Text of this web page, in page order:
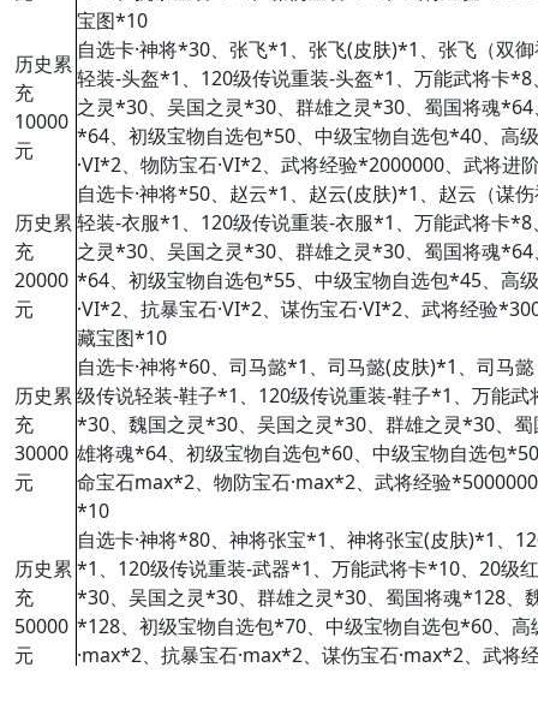
宝图*10
历史累
充
10000
元
自选卡·神将*30、张飞*1、张飞(皮肤)*1、张飞（双
轻装-头盔*1、120级传说重装-头盔*1、万能武将卡
之灵*30、吴国之灵*30、群雄之灵*30、蜀国将魂
*64、初级宝物自选包*50、中级宝物自选包*40、高
·VI*2、物防宝石·VI*2、武将经验*2000000、武将
历史累
充
20000
元
自选卡·神将*50、赵云*1、赵云(皮肤)*1、赵云（谋
轻装-衣服*1、120级传说重装-衣服*1、万能武将卡
之灵*30、吴国之灵*30、群雄之灵*30、蜀国将魂
*64、初级宝物自选包*55、中级宝物自选包*45、高
·VI*2、抗暴宝石·VI*2、谋伤宝石·VI*2、武将经验
藏宝图*10
历史累
充
30000
元
自选卡·神将*60、司马懿*1、司马懿(皮肤)*1、司马
级传说轻装-鞋子*1、120级传说重装-鞋子*1、万能
*30、魏国之灵*30、吴国之灵*30、群雄之灵*30、
雄将魂*64、初级宝物自选包*60、中级宝物自选包
命宝石max*2、物防宝石·max*2、武将经验
*10
历史累
充
50000
元
自选卡·神将*80、神将张宝*1、神将张宝(皮肤)*1、
*1、120级传说重装-武器*1、万能武将卡*10、20级
*30、吴国之灵*30、群雄之灵*30、蜀国将魂*128、
*128、初级宝物自选包*70、中级宝物自选包*60、
·max*2、抗暴宝石·max*2、谋伤宝石·max*2、武